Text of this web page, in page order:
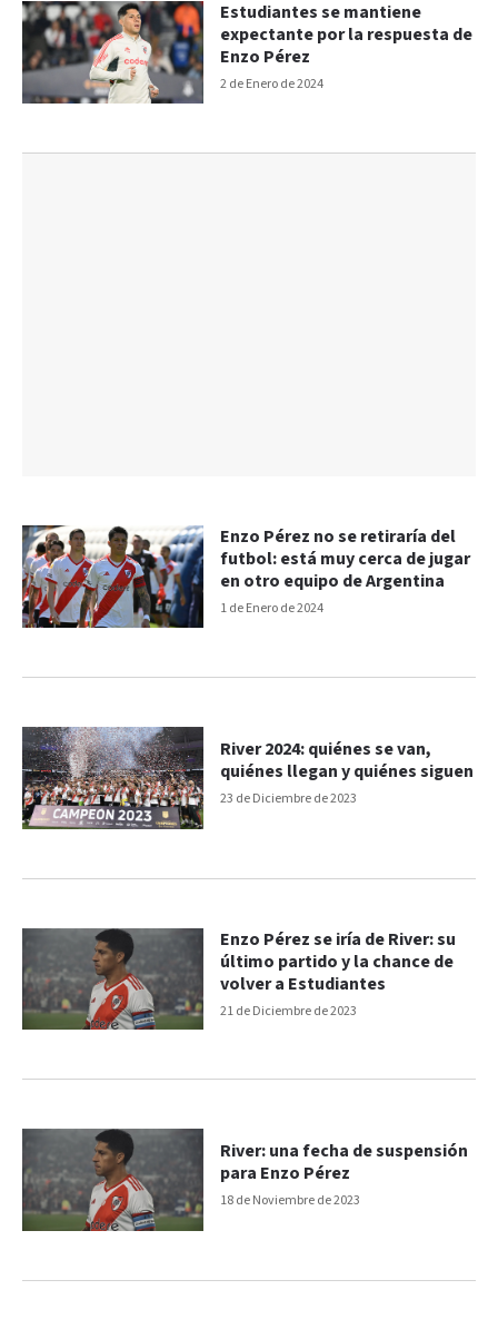
2 de Enero de 2024
Estudiantes se mantiene
expectante por la respuesta de
Enzo Pérez
1 de Enero de 2024
Enzo Pérez no se retiraría del
futbol: está muy cerca de jugar
en otro equipo de Argentina
23 de Diciembre de 2023
River 2024: quiénes se van,
quiénes llegan y quiénes siguen
21 de Diciembre de 2023
Enzo Pérez se iría de River: su
último partido y la chance de
volver a Estudiantes
18 de Noviembre de 2023
River: una fecha de suspensión
para Enzo Pérez